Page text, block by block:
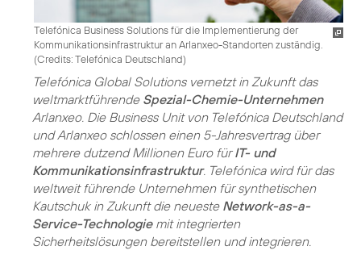
Telefónica Business Solutions für die Implementierung der
Kommunikationsinfrastruktur an Arlanxeo-Standorten zuständig.
(Credits: Telefónica Deutschland)
Telefónica Global Solutions vernetzt in Zukunft das
weltmarktführende Spezial-Chemie-Unternehmen
Arlanxeo. Die Business Unit von Telefónica Deutschland
und Arlanxeo schlossen einen 5-Jahresvertrag über
mehrere dutzend Millionen Euro fürIT- und
Kommunikationsinfrastruktur. Telefónica wird für das
weltweit führende Unternehmen für synthetischen
Kautschuk in Zukunft die neueste Network-as-a-
Service-Technologiemit integrierten
Sicherheitslösungen bereitstellen und integrieren.